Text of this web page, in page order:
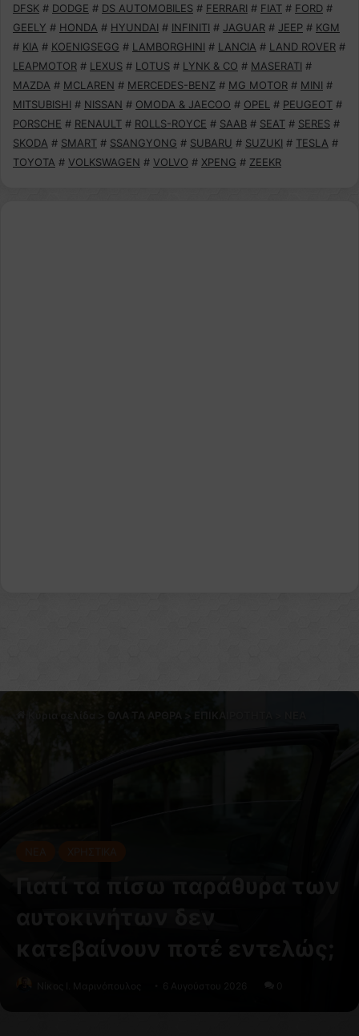
DFSK # DODGE # DS AUTOMOBILES # FERRARI # FIAT # FORD #
GEELY # HONDA # HYUNDAI # INFINITI # JAGUAR # JEEP # KGM
# KIA # KOENIGSEGG # LAMBORGHINI # LANCIA # LAND ROVER #
LEAPMOTOR # LEXUS # LOTUS # LYNK & CO # MASERATI #
MAZDA # MCLAREN # MERCEDES-BENZ # MG MOTOR # MINI #
MITSUBISHI # NISSAN # OMODA & JAECOO # OPEL # PEUGEOT #
PORSCHE # RENAULT # ROLLS-ROYCE # SAAB # SEAT # SERES #
SKODA # SMART # SSANGYONG # SUBARU # SUZUKI # TESLA #
TOYOTA # VOLKSWAGEN # VOLVO # XPENG # ZEEKR